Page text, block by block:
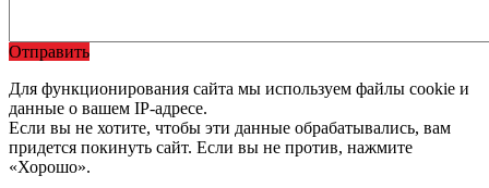
Отправить
Для функционирования сайта мы используем файлы cookie и
данные о вашем IP-адресе.
Если вы не хотите, чтобы эти данные обрабатывались, вам
придется покинуть сайт. Если вы не против, нажмите
«Хорошо».